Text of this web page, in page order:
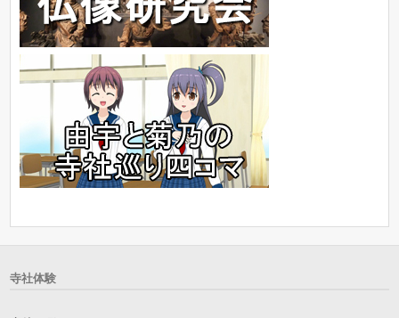
寺社体験